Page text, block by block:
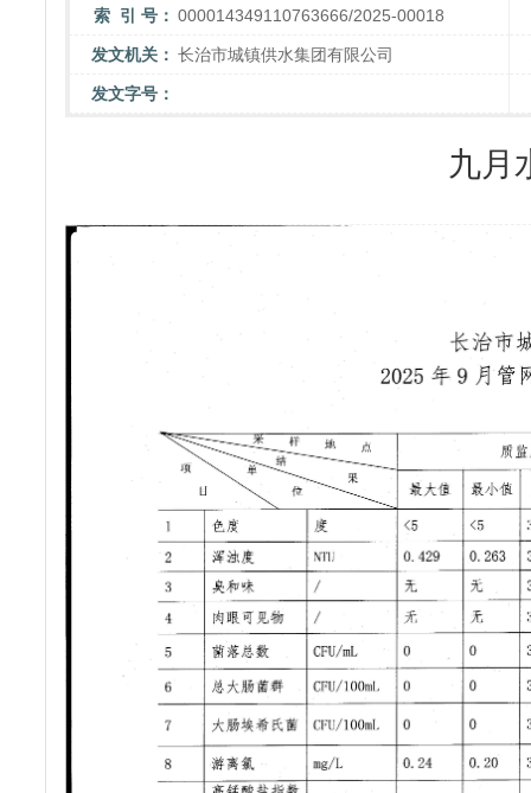
索 引 号： 000014349110763666/2025-00018
发文机关： 长治市城镇供水集团有限公司
发文字号：
九月